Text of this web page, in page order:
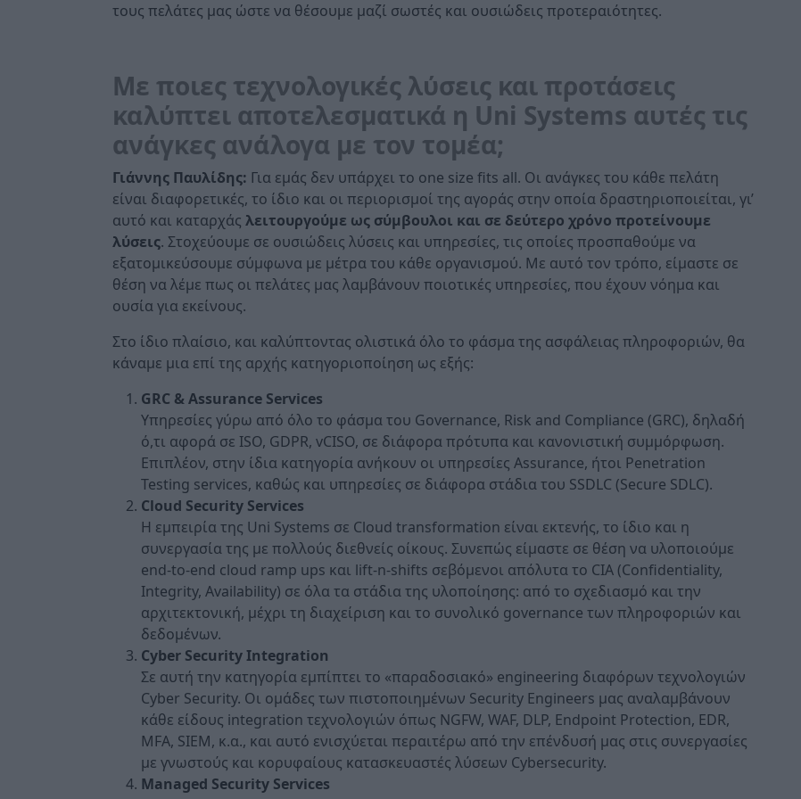
τους πελάτες μας ώστε να θέσουμε μαζί σωστές και ουσιώδεις προτεραιότητες.
Με ποιες τεχνολογικές λύσεις και προτάσεις
καλύπτει αποτελεσματικά η Uni Systems αυτές τις
ανάγκες ανάλογα με τον τομέα;
Γιάννης Παυλίδης: Για εμάς δεν υπάρχει το one size fits all. Οι ανάγκες του κάθε πελάτη
είναι διαφορετικές, το ίδιο και οι περιορισμοί της αγοράς στην οποία δραστηριοποιείται, γι’
αυτό και καταρχάς λειτουργούμε ως σύμβουλοι και σε δεύτερο χρόνο προτείνουμε
λύσεις. Στοχεύουμε σε ουσιώδεις λύσεις και υπηρεσίες, τις οποίες προσπαθούμε να
εξατομικεύσουμε σύμφωνα με μέτρα του κάθε οργανισμού. Με αυτό τον τρόπο, είμαστε σε
θέση να λέμε πως οι πελάτες μας λαμβάνουν ποιοτικές υπηρεσίες, που έχουν νόημα και
ουσία για εκείνους.
Στο ίδιο πλαίσιο, και καλύπτοντας ολιστικά όλο το φάσμα της ασφάλειας πληροφοριών, θα
κάναμε μια επί της αρχής κατηγοριοποίηση ως εξής:
GRC &Assurance Services
Υπηρεσίες γύρω από όλο το φάσμα του Governance, Risk and Compliance (GRC), δηλαδή
ό,τι αφορά σε ISO, GDPR, vCISO, σε διάφορα πρότυπα και κανονιστική συμμόρφωση.
Επιπλέον, στην ίδια κατηγορία ανήκουν οι υπηρεσίες Assurance, ήτοι Penetration
Testing services, καθώς και υπηρεσίες σε διάφορα στάδια του SSDLC (Secure SDLC).
Cloud Security Services
Η εμπειρία της Uni Systems σε Cloud transformation είναι εκτενής, το ίδιο και η
συνεργασία της με πολλούς διεθνείς οίκους. Συνεπώς είμαστε σε θέση να υλοποιούμε
end-to-end cloud ramp ups και lift-n-shifts σεβόμενοι απόλυτα το CIA (Confidentiality,
Integrity, Availability) σε όλα τα στάδια της υλοποίησης: από το σχεδιασμό και την
αρχιτεκτονική, μέχρι τη διαχείριση και το συνολικό governance των πληροφοριών και
δεδομένων.
Cyber SecurityIntegration
Σε αυτή την κατηγορία εμπίπτει το «παραδοσιακό» engineering διαφόρων τεχνολογιών
Cyber Security. Οι ομάδες των πιστοποιημένων Security Engineers μας αναλαμβάνουν
κάθε είδους integration τεχνολογιών όπως NGFW, WAF, DLP, Endpoint Protection, EDR,
MFA, SIEM, κ.α., και αυτό ενισχύεται περαιτέρω από την επένδυσή μας στις συνεργασίες
με γνωστούς και κορυφαίους κατασκευαστές λύσεων Cybersecurity.
Managed Security Services